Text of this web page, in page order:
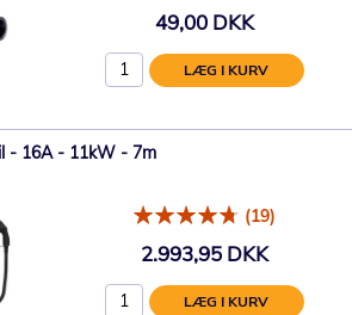
49,00 DKK
LÆG I KURV
- 16A - 11kW - 7m
(19)
2.993,95 DKK
LÆG I KURV